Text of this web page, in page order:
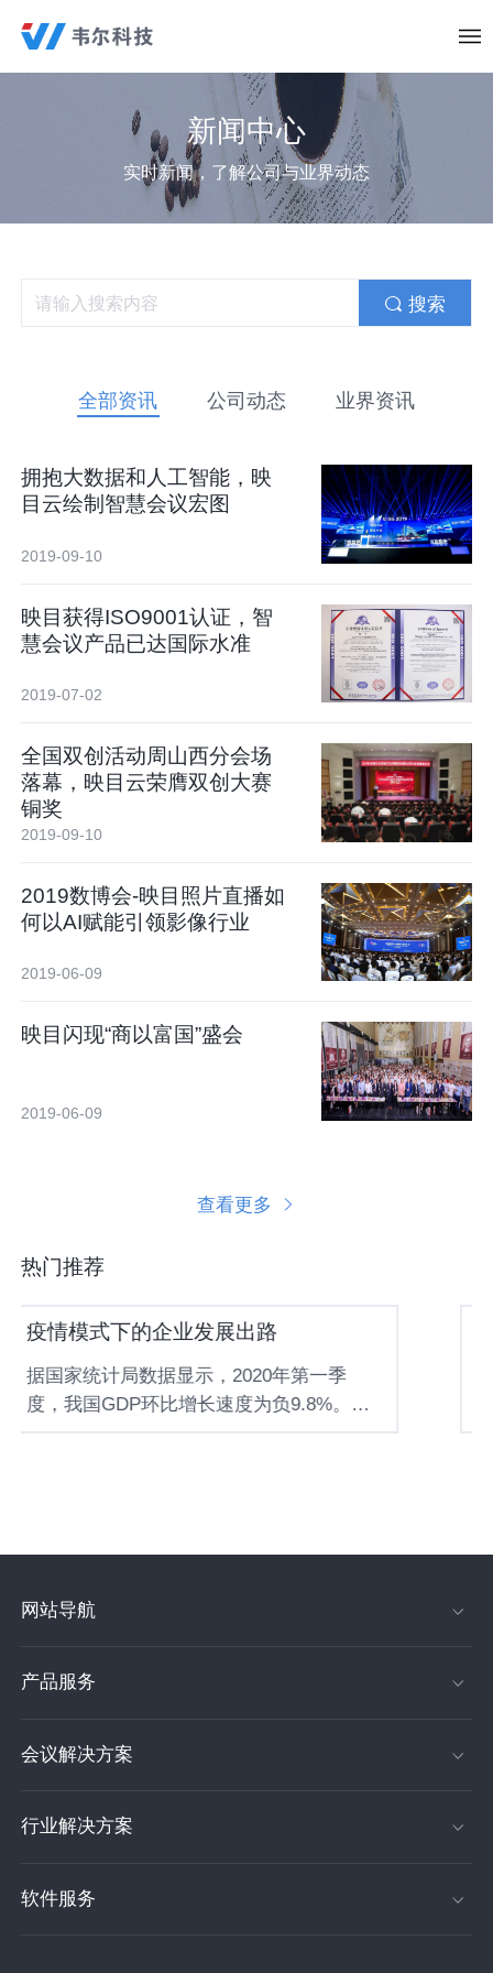
新闻中心
实时新闻，了解公司与业界动态
搜索
全部资讯 公司动态 业界资讯
拥抱大数据和人工智能，映
目云绘制智慧会议宏图
2019-09-10
映目获得ISO9001认证，智
慧会议产品已达国际水准
2019-07-02
全国双创活动周山西分会场
落幕，映目云荣膺双创大赛
铜奖
2019-09-10
2019数博会-映目照片直播如
何以AI赋能引领影像行业
2019-06-09
映目闪现“商以富国”盛会
2019-06-09
查看更多
热门推荐
疫情模式下的企业发展出路
据国家统计局数据显示，2020年第一季
度，我国GDP环比增长速度为负9.8%。国
网站导航
产品服务
会议解决方案
行业解决方案
软件服务